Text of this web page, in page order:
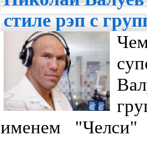
стиле рэп с
именем